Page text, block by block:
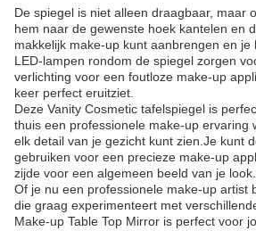
De spiegel is niet alleen draagbaar, maar
hem naar de gewenste hoek kantelen en
makkelijk make-up kunt aanbrengen en je
LED-lampen rondom de spiegel zorgen
verlichting voor een foutloze make-up
keer perfect eruitziet.
Deze Vanity Cosmetic tafelspiegel is
thuis een professionele make-up ervaring
elk detail van je gezicht kunt zien.Je kunt
gebruiken voor een precieze make-up
zijde voor een algemeen beeld van je look.
Of je nu een professionele make-up artist
die graag experimenteert met
Make-up Table Top Mirror is perfect voor